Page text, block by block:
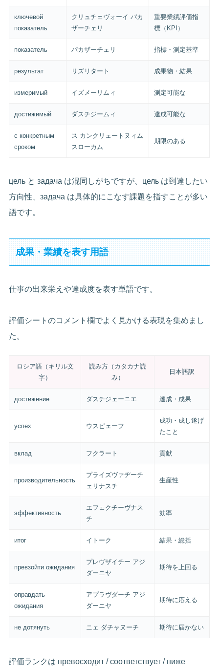
ключевой
показатель
クリュチェヴォーイ パカ
ザーチェリ
重要業績評価指
標（KPI）
показатель パカザーチェリ 指標・測定基準
результат リズリタート 成果物・結果
измеримый イズメーリムィ 測定可能な
достижимый ダスチジームィ 達成可能な
с конкретным
сроком
ス カンクリェートヌィム
スローカム
期限のある
цель と задача は混同しがちですが、цель は到達したい
方向性、задача は具体的にこなす課題を指すことが多い
語です。
成果・業績を表す用語
仕事の出来栄えや達成度を表す単語です。
評価シートのコメント欄でよく見かける表現を集めまし
た。
ロシア語（キリル文
字）
読み方（カタカナ読
み）
日本語訳
достижение ダスチジェーニエ 達成・成果
успех ウスピェーフ
成功・成し遂げ
たこと
вклад フクラート 貢献
производительность
プライズヴァヂーチ
ェリナスチ
生産性
эффективность
エフェクチーヴナス
チ
効率
итог イトーク 結果・総括
превзойти ожидания
プレヴザイチー アジ
ダーニヤ
期待を上回る
оправдать
ожидания
アプラヴダーチ アジ
ダーニヤ
期待に応える
не дотянуть ニェ ダチャヌーチ 期待に届かない
評価ランクは превосходит / соответствует / ниже